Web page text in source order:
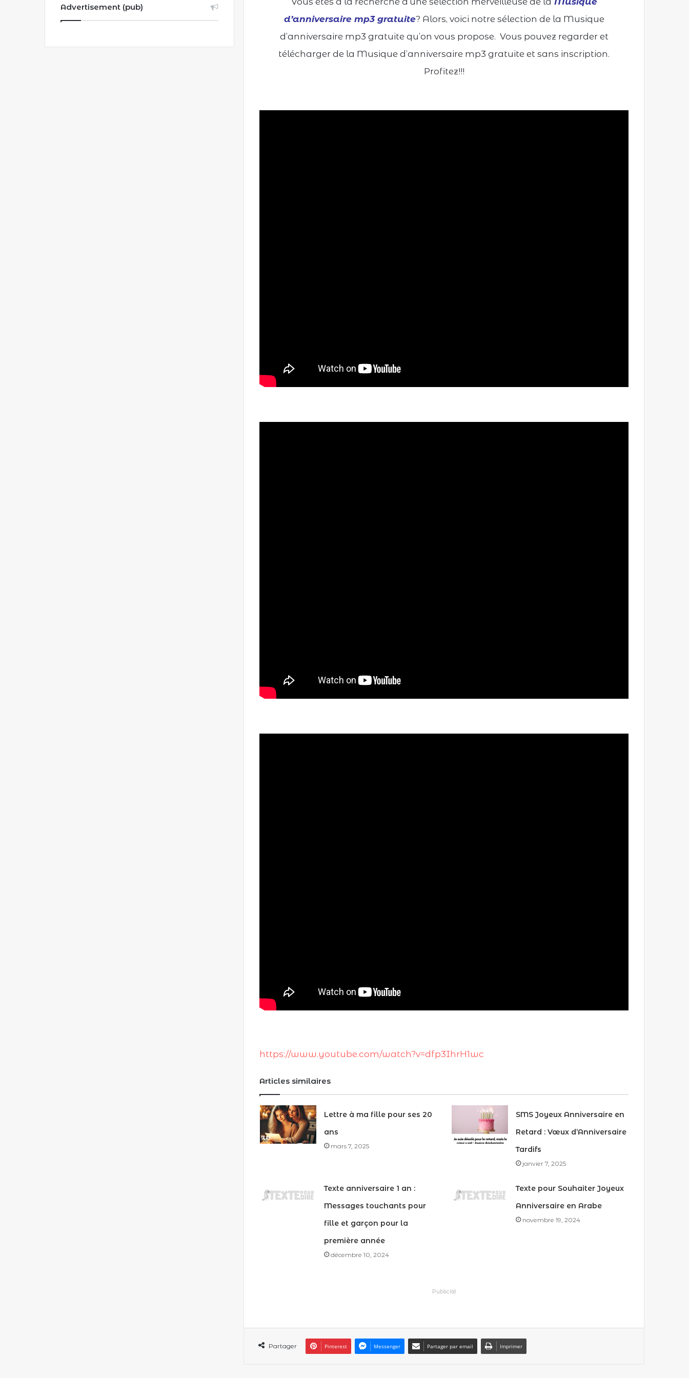
r
u
r
d’anniversaire mp3 gratuite? Alors, voici notre sélection de la Musique
d’anniversaire mp3 gratuite qu’on vous propose. Vous pouvez regarder et
télécharger de la Musique d’anniversaire mp3 gratuite et sans inscription.
Profitez!!!
https://www.youtube.com/watch?v=dfp3IhrH1wc
Articles similaires
Lettre à ma fille pour ses 20
ans
mars 7, 2025
SMS Joyeux Anniversaire en
Retard : Vœux d’Anniversaire
Tardifs
janvier 7, 2025
Texte anniversaire 1 an :
Messages touchants pour
fille et garçon pour la
première année
décembre 10, 2024
Texte pour Souhaiter Joyeux
Anniversaire en Arabe
novembre 19, 2024
Publicité
Partager Pinterest Messenger Partager par email Imprimer
Advertisement (pub)